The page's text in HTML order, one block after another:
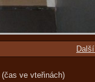
(čas ve vteřinách)